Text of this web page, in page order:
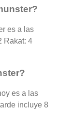
es a las
Rakat: 4
es a las
incluye 8